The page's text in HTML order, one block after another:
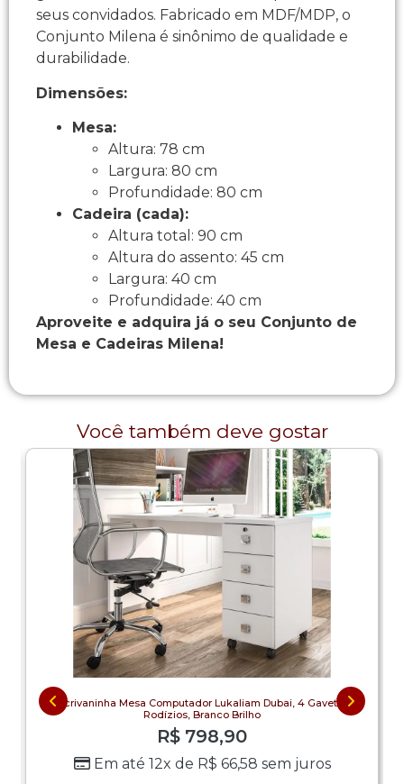
seus convidados. Fabricado em MDF/MDP, o
Conjunto Milena é sinônimo de qualidade e
durabilidade.
Dimensões:
Mesa:
Altura: 78 cm
Largura: 80 cm
Profundidade: 80 cm
Cadeira (cada):
Altura total: 90 cm
Altura do assento: 45 cm
Largura: 40 cm
Profundidade: 40 cm
Aproveite e adquira já o seu Conjunto de
Mesa e Cadeiras Milena!
Você também deve gostar
Escrivaninha Mesa Computador Lukaliam Dubai, 4 Gavetas,
Rodízios, Branco Brilho
R$ 798,90
Em até 12x de R$ 66,58 sem juros